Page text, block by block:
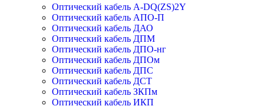
Оптический кабель А-DQ(ZS)2Y
Оптический кабель АПО-П
Оптический кабель ДАО
Оптический кабель ДПМ
Оптический кабель ДПО-нг
Оптический кабель ДПОм
Оптический кабель ДПС
Оптический кабель ДСТ
Оптический кабель ЗКПм
Оптический кабель ИКП